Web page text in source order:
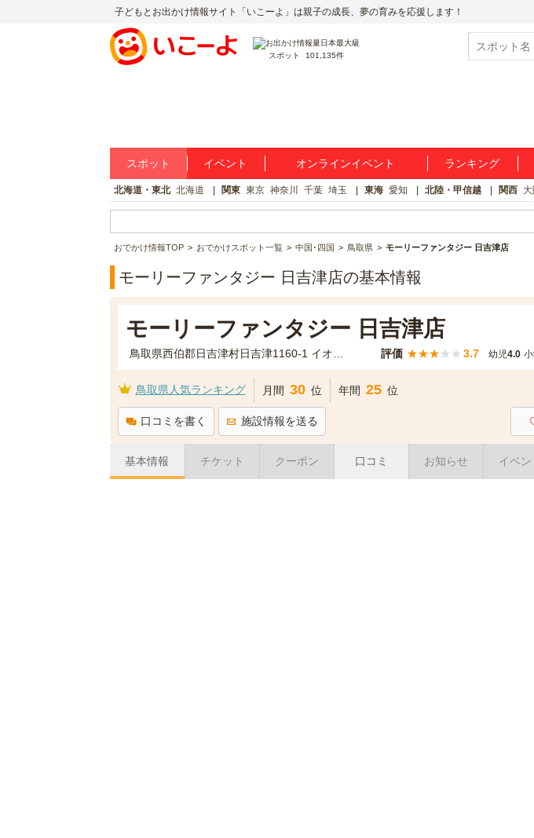
子どもとお出かけ情報サイト「いこーよ」は親子の成長、夢の育みを応援します！
スポット 101,135件
スポット イベント オンラインイベント ランキング
北海道・東北 北海道 関東 東京 神奈川 千葉 埼玉 東海 愛知 北陸・甲信越 関西 大
おでかけ情報TOP おでかけスポット一覧 中国･四国 鳥取県 モーリーファンタジー 日吉津店
モーリーファンタジー 日吉津店の基本情報
モーリーファンタジー 日吉津店
評価 ★★★★ ★ 3.7 幼児4.0
鳥取県人気ランキング 月間 30 位 年間 25 位
口コミを書く 施設情報を送る
基本情報 チケット クーポン 口コミ お知らせ イベン